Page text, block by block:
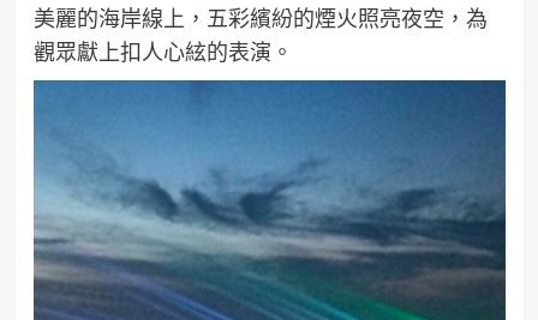
美麗的海岸線上，五彩繽紛的煙火照亮夜空，為
觀眾獻上扣人心絃的表演。